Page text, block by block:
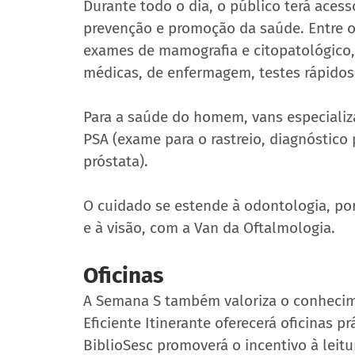
Durante todo o dia, o público terá
prevenção e promoção da saúde.
exames de mamografia e
médicas, de enfermagem, testes
Para a saúde do homem, vans
PSA (exame para o rastreio,
próstata).
O cuidado se estende à odontologia,
e à visão, com a Van da Oftalmologia.
Oficinas
A Semana S também valoriza o
Eficiente Itinerante oferecerá oficinas
BiblioSesc promoverá o incentivo à